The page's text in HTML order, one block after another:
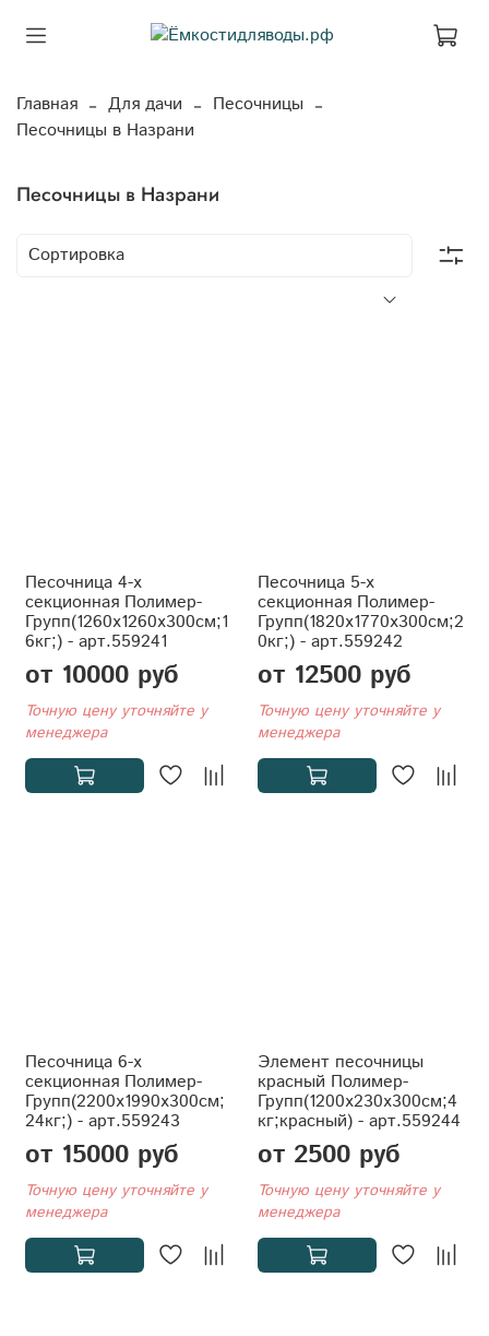
Главная Для дачи
Песочницы
Песочницы в Назрани
Песочницы в Назрани
Песочница 4-х
секционная Полимер-
Групп(1260x1260x300см;1
6кг;) - арт.559241
от 10000 руб
Точную цену уточняйте у
менеджера
Песочница 5-х
секционная Полимер-
Групп(1820x1770x300см;2
0кг;) - арт.559242
от 12500 руб
Точную цену уточняйте у
менеджера
Песочница 6-х
секционная Полимер-
Групп(2200x1990x300см;
24кг;) - арт.559243
от 15000 руб
Точную цену уточняйте у
менеджера
Элемент песочницы
красный Полимер-
Групп(1200x230x300см;4
кг;красный) - арт.559244
от 2500 руб
Точную цену уточняйте у
менеджера